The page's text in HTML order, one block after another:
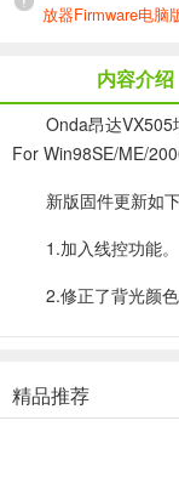
放器Firmware电脑
内容介绍
Onda昂达VX505
For Win98SE/ME/
新版固件更新如下
1.加入线控功能。
2.修正了背光颜色
精品推荐